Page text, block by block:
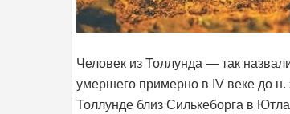
Человек из Толлунда — так
умершего примерно в IV веке до
Толлунде близ Силькеборга в